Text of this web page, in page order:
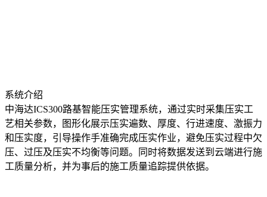
系统介绍
中海达ICS300路基智能压实管理系统，通过实时采集压实工
艺相关参数，图形化展示压实遍数、厚度、行进速度、激振力
和压实度，引导操作手准确完成压实作业，避免压实过程中欠
压、过压及压实不均衡等问题。同时将数据发送到云端进行施
工质量分析，并为事后的施工质量追踪提供依据。